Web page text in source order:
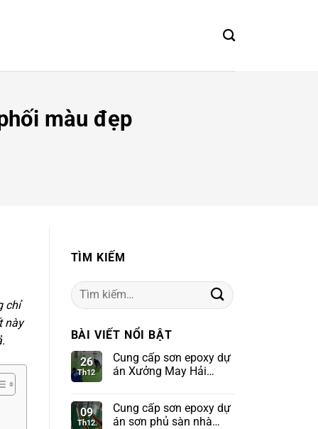
màu đẹp
chỉ
này
TÌM KIẾM
Tìm
kiếm:
BÀI VIẾT NỔI BẬT
26
Th12
Cung cấp sơn epoxy dự
án Xưởng May Hải
09
Th12
Cung cấp sơn epoxy dự
án sơn phủ sàn nhà